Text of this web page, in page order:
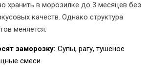
хранить в морозилке до 3 месяцев без
качеств. Однако структура
меняется:
заморозку: Супы, рагу, тушеное
смеси.